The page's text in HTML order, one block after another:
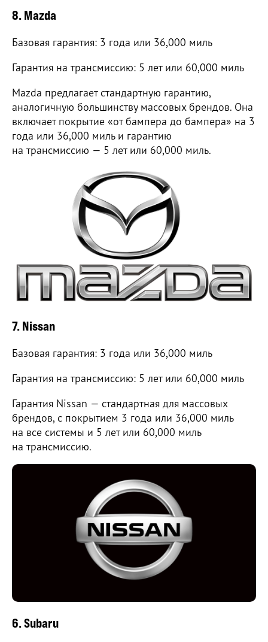
8. Mazda
Базовая гарантия: 3 года или 36,000 миль
Гарантия на трансмиссию: 5 лет или 60,000 миль
Mazda предлагает стандартную гарантию,
аналогичную большинству массовых брендов. Она
включает покрытие «от бампера до бампера» на 3
года или 36,000 миль и гарантию
на трансмиссию — 5 лет или 60,000 миль.
7. Nissan
Базовая гарантия: 3 года или 36,000 миль
Гарантия на трансмиссию: 5 лет или 60,000 миль
Гарантия Nissan — стандартная для массовых
брендов, с покрытием 3 года или 36,000 миль
на все системы и 5 лет или 60,000 миль
на трансмиссию.
6. Subaru